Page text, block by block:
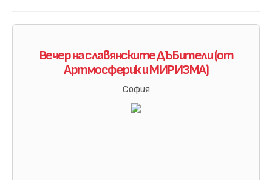
Вечер на славянските ДЪБители (от
Артмосферик и МИРИЗМА)
София